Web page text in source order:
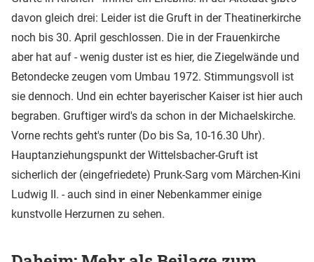
davon gleich drei: Leider ist die Gruft in der Theatinerkirche
noch bis 30. April geschlossen. Die in der Frauenkirche
aber hat auf - wenig duster ist es hier, die Ziegelwände und
Betondecke zeugen vom Umbau 1972. Stimmungsvoll ist
sie dennoch. Und ein echter bayerischer Kaiser ist hier auch
begraben. Gruftiger wird's da schon in der Michaelskirche.
Vorne rechts geht's runter (Do bis Sa, 10-16.30 Uhr).
Hauptanziehungspunkt der Wittelsbacher-Gruft ist
sicherlich der (eingefriedete) Prunk-Sarg vom Märchen-Kini
Ludwig II. - auch sind in einer Nebenkammer einige
kunstvolle Herzurnen zu sehen.